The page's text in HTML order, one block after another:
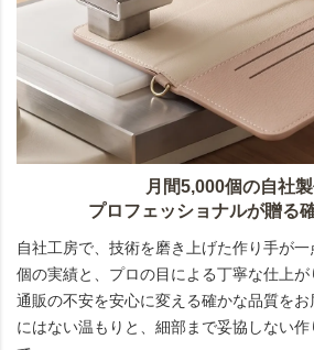
月間5,000個の自社製
プロフェッショナルが贈る
自社工房で、技術を磨き上げた作り手が
個の実績と、プロの目による丁寧な仕上が
通販の不安を安心に変える確かな品質を
にはない温もりと、細部まで妥協しない